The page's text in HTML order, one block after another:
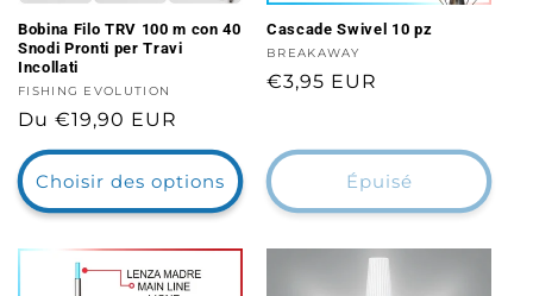
Bobina Filo TRV 100 m con 40
Snodi Pronti per Travi
Incollati
Distributeur :
FISHING EVOLUTION
Prix
habituel
Du €19,90 EUR
Choisir des options
Cascade Swivel 10 pz
Distributeur :
BREAKAWAY
Prix
€3,95 EUR
Épuisé